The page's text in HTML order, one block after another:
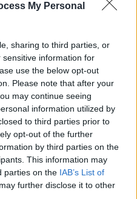
My Personal
sharing to third parties, or
information for
use the below opt-out
Please note that after your
may continue seeing
information utilized by
to third parties prior to
opt-out of the further
by third parties on the
This information may
parties on the IAB’s List of
further disclose it to other
andando nella
del sito o
Notizie Sardegna
reale?
telegram di